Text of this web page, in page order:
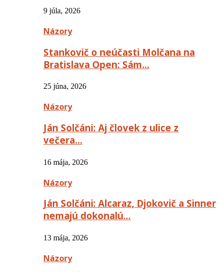
9 júla, 2026
Názory
Stankovič o neúčasti Molčana na
Bratislava Open: Sám…
25 júna, 2026
Názory
Ján Solčáni: Aj človek z ulice z
večera…
16 mája, 2026
Názory
Ján Solčáni: Alcaraz, Djokovič a Sinner
nemajú dokonalú…
13 mája, 2026
Názory